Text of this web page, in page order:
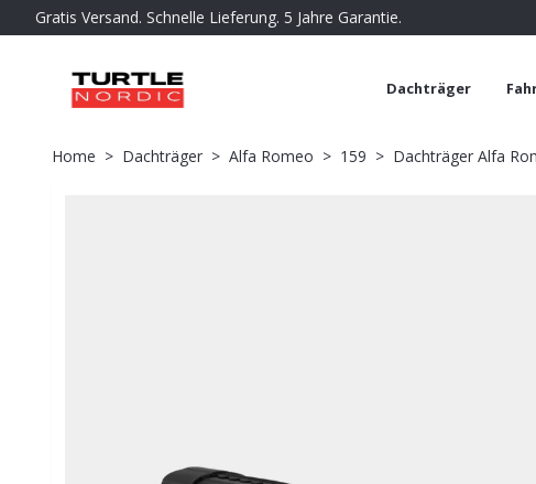
Gratis Versand. Schnelle Lieferung. 5 Jahre Garantie.
Dachträger
Home Dachträger Alfa Romeo 159 Dachträger Alfa